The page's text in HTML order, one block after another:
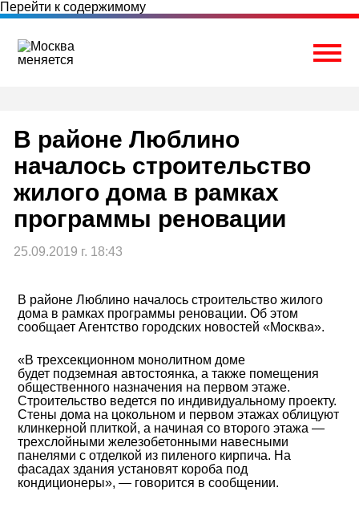
Перейти к содержимому
В районе Люблино
началось строительство
жилого дома в рамках
программы реновации
25.09.2019 г. 18:43
В районе Люблино началось строительство жилого
дома в рамках программы реновации. Об этом
сообщает Агентство городских новостей «Москва».
«В трехсекционном монолитном доме
будет подземная автостоянка, а также помещения
общественного назначения на первом этаже.
Строительство ведется по индивидуальному проекту.
Стены дома на цокольном и первом этажах облицуют
клинкерной плиткой, а начиная со второго этажа —
трехслойными железобетонными навесными
панелями с отделкой из пиленого кирпича. На
фасадах здания установят короба под
кондиционеры», — говорится в сообщении.